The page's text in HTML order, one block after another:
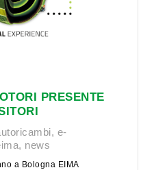
PRESENTE
, e-
, news
a Bologna EIMA